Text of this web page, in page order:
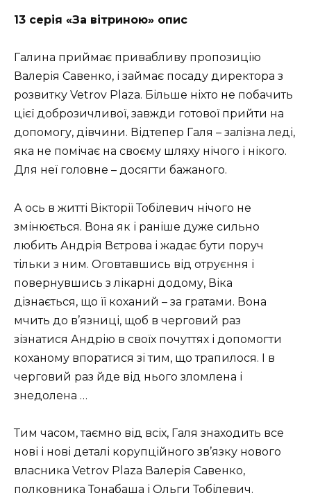
13 серія «За вітриною» опис
Галина приймає привабливу пропозицію
Валерія Савенко, і займає посаду директора з
розвитку Vetrov Plaza. Більше ніхто не побачить
цієї доброзичливої, завжди готової прийти на
допомогу, дівчини. Відтепер Галя – залізна леді,
яка не помічає на своєму шляху нічого і нікого.
Для неї головне – досягти бажаного.
А ось в житті Вікторії Тобілевич нічого не
змінюється. Вона як і раніше дуже сильно
любить Андрія Вєтрова і жадає бути поруч
тільки з ним. Оговтавшись від отруєння і
повернувшись з лікарні додому, Віка
дізнається, що її коханий – за гратами. Вона
мчить до в’язниці, щоб в черговий раз
зізнатися Андрію в своїх почуттях і допомогти
коханому впоратися зі тим, що трапилося. І в
черговий раз йде від нього зломлена і
знедолена …
Тим часом, таємно від всіх, Галя знаходить все
нові і нові деталі корупційного зв’язку нового
власника Vetrov Plaza Валерія Савенко,
полковника Тонабаша і Ольги Тобілевич.